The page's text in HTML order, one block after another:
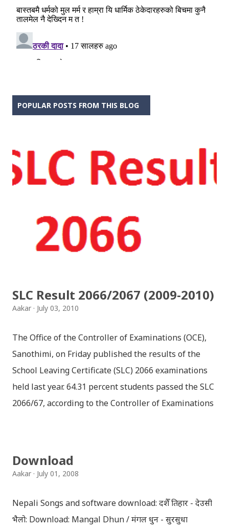
POPULAR POSTS FROM THIS BLOG
SLC Result 2066/2067 (2009-2010)
Aakar July 03, 2010
The Office of the Controller of Examinations (OCE),
Sanothimi, on Friday published the results of the
School Leaving Certificate (SLC) 2066 examinations
held last year. 64.31 percent students passed the SLC
2066/67, according to the Controller of Examinations
Congratulations to all, who passed SLC this year. And
can follow THT (symbol no. and birth date required).
Download SLC Result 2066/2067 (2009-2010) :
Download
Aakar July 01, 2008
Nepali Songs and software download: दशैँ तिहार - देउसी
भैलो: Download: Mangal Dhun / मंगल धुन - सुरसुधा